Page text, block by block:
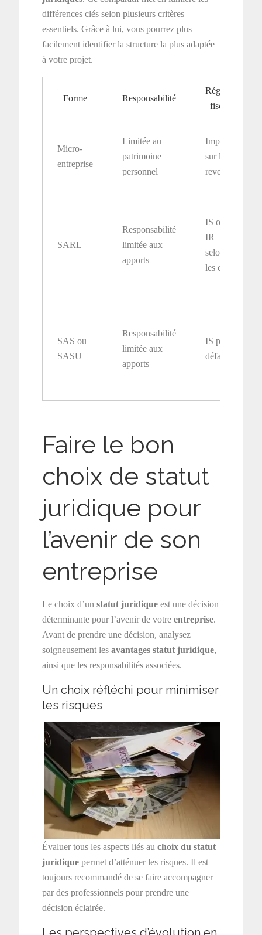
différences clés selon plusieurs critères
essentiels. Grâce à lui, vous pourrez plus
facilement identifier la structure la plus adaptée
à votre projet.
Forme Responsabilité
Régime
fiscal
Micro-
entreprise
Limitée au
patrimoine
personnel
Impôt
sur le
revenu
SARL
Responsabilité
limitée aux
apports
IS ou
IR
selon
les cas
SAS ou
SASU
Responsabilité
limitée aux
apports
IS par
défaut
Faire le bon
choix de statut
juridique pour
l’avenir de son
entreprise
Le choix d’unstatut juridique est une décision
déterminante pour l’avenir de votreentreprise.
Avant de prendre une décision, analysez
soigneusement lesavantages statut juridique,
ainsi que les responsabilités associées.
Un choix réfléchi pour minimiser
les risques
Évaluer tous les aspects liés auchoix du statut
juridique permet d’atténuer les risques. Il est
toujours recommandé de se faire accompagner
par des professionnels pour prendre une
décision éclairée.